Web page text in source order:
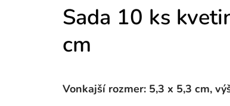
Sada 10 ks
cm
Vonkajší rozmer: 5,3 x 5,3 cm,